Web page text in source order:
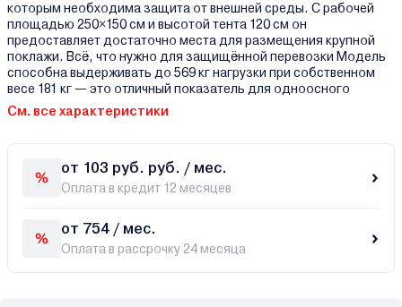
которым необходима защита от внешней среды. С рабочей
площадью 250×150 см и высотой тента 120 см он
предоставляет достаточно места для размещения крупной
поклажи. Всё, что нужно для защищённой перевозки Модель
способна выдерживать до 569 кг нагрузки при собственном
весе 181 кг — это отличный показатель для одноосного
См. все характеристики
от 103 руб. руб. / мес.
Оплата в кредит 12 месяцев
от 754 / мес.
Оплата в рассрочку 24 месяца